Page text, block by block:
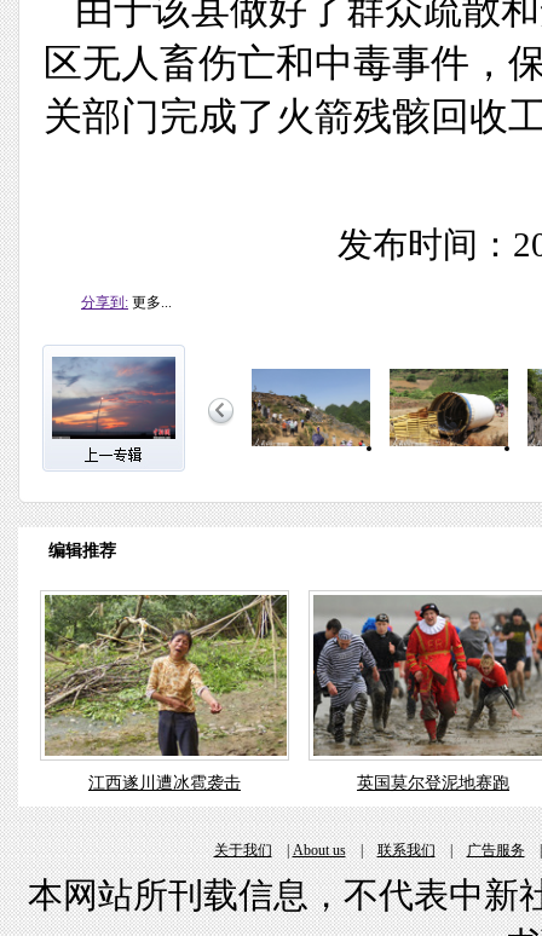
由于该县做好了群众疏散
区无人畜伤亡和中毒事件，
关部门完成了火箭残骸回收
发布时间：
分享到: 更多...
编辑推荐
江西遂川遭冰雹袭击 英国莫尔登泥地赛跑
关于我们|About us|联系我们|广告服务
本网站所刊载信息，不代表中新